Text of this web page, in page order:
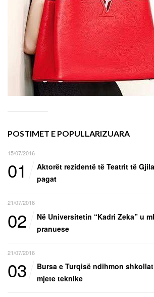
POSTIMET E POPULLARIZUARA
15/07/2016
01
Aktorët rezidentë të Teatrit të
pagat
21/07/2016
02
Në Universitetin “Kadri Zeka” u
pranuese
21/07/2016
03
Bursa e Turqisë ndihmon
mjete teknike